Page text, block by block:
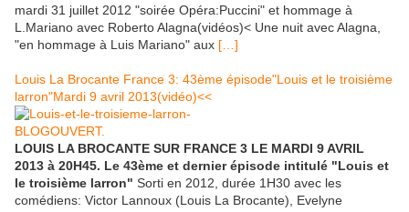
mardi 31 juillet 2012 "soirée Opéra:Puccini" et hommage à
L.Mariano avec Roberto Alagna(vidéos)< Une nuit avec Alagna,
"en hommage à Luis Mariano" aux […]
Louis La Brocante France 3: 43ème épisode"Louis et le troisième
larron"Mardi 9 avril 2013(vidéo)<<
LOUIS LA BROCANTE SUR FRANCE 3 LE MARDI 9 AVRIL
2013 à 20H45. Le 43ème et dernier épisode intitulé "Louis et
le troisième larron" Sorti en 2012, durée 1H30 avec les
comédiens: Victor Lannoux (Louis La Brocante), Evelyne